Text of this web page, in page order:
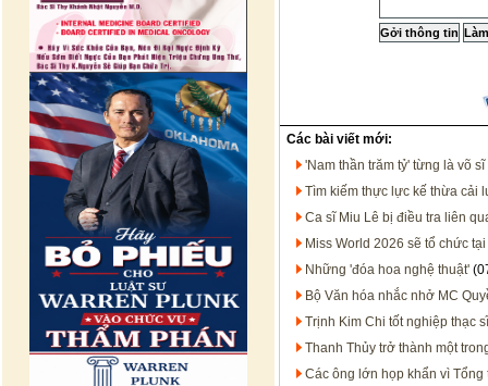
Các bài viết mới:
'Nam thần trăm tỷ' từng là võ
Tìm kiếm thực lực kế thừa cải
Ca sĩ Miu Lê bị điều tra liên
Miss World 2026 sẽ tổ chức
Những 'đóa hoa nghệ thuật'
Bộ Văn hóa nhắc nhở MC
Trịnh Kim Chi tốt nghiệp thạc
Thanh Thủy trở thành một
Các ông lớn họp khẩn vì Tổng